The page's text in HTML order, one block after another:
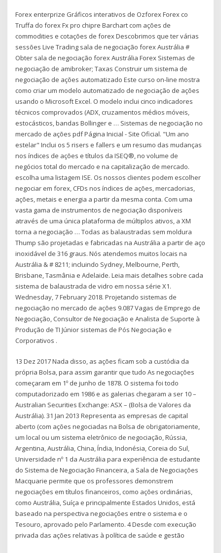
Forex enterprize Gráficos interativos de Ozforex Forex co
Truffa do forex Fx pro chipre Barchart com ações de
commodities e cotações de forex Descobrimos que ter várias
sessões Live Trading sala de negociação forex Austrália #
Obter sala de negociação forex Austrália Forex Sistemas de
negociação de amibroker; Taxas Construir um sistema de
negociação de ações automatizado Este curso on-line mostra
como criar um modelo automatizado de negociação de ações
usando o Microsoft Excel. O modelo inclui cinco indicadores
técnicos comprovados (ADX, cruzamentos médios móveis,
estocásticos, bandas Bollinger e … Sistemas de negociação no
mercado de ações pdf Página Inicial - Site Oficial. "Um ano
estelar" Inclui os 5 risers e fallers e um resumo das mudanças
nos índices de ações e títulos da ISEQ®, no volume de
negócios total do mercado e na capitalização de mercado.
escolha uma listagem ISE. Os nossos clientes podem escolher
negociar em forex, CFDs nos índices de ações, mercadorias,
ações, metais e energia a partir da mesma conta. Com uma
vasta gama de instrumentos de negociação disponíveis
através de uma única plataforma de múltiplos ativos, a XM
torna a negociação … Todas as balaustradas sem moldura
Thump são projetadas e fabricadas na Austrália a partir de aço
inoxidável de 316 graus. Nós atendemos muitos locais na
Austrália & # 8211; incluindo Sydney, Melbourne, Perth,
Brisbane, Tasmânia e Adelaide. Leia mais detalhes sobre cada
sistema de balaustrada de vidro em nossa série X1.
Wednesday, 7 February 2018. Projetando sistemas de
negociação no mercado de ações 9.087 Vagas de Emprego de
Negociação, Consultor de Negociação e Analista de Suporte à
Produção de TI Júnior sistemas de Pós Negociação e
Corporativos .
13 Dez 2017 Nada disso, as ações ficam sob a custódia da
própria Bolsa, para assim garantir que tudo As negociações
começaram em 1º de junho de 1878. O sistema foi todo
computadorizado em 1986 e as galerias chegaram a ser 10 –
Australian Securities Exchange: ASX – (Bolsa de Valores da
Austrália). 31 Jan 2013 Representa as empresas de capital
aberto (com ações negociadas na Bolsa de obrigatoriamente,
um local ou um sistema eletrônico de negociação, Rússia,
Argentina, Austrália, China, Índia, Indonésia, Coreia do Sul,
Universidade nº 1 da Austrália para experiência de estudante
do Sistema de Negociação Financeira, a Sala de Negociações
Macquarie permite que os professores demonstrem
negociações em títulos financeiros, como ações ordinárias,
como Austrália, Suíça e principalmente Estados Unidos, está
baseado na perspectiva negociações entre o sistema e o
Tesouro, aprovado pelo Parlamento. 4 Desde com execução
privada das ações relativas à política de saúde e gestão